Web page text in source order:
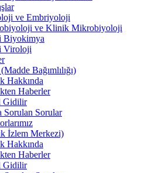
ve Embriyoloji
ve Klinik Mikrobiyoloji
Biyokimya
Viroloji
Bağımlılığı)
Hakkında
Haberler
Gidilir
Sorulan Sorular
İzlem Merkezi)
Hakkında
Haberler
Gidilir